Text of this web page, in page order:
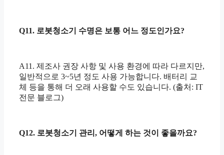
Q11. 로봇청소기 수명은 보통 어느 정도인가요?
A11. 제조사 권장 사항 및 사용 환경에 따라 다르지만,
일반적으로 3~5년 정도 사용 가능합니다. 배터리 교
체 등을 통해 더 오래 사용할 수도 있습니다. (출처: IT
전문 블로그)
Q12. 로봇청소기 관리, 어떻게 하는 것이 좋을까요?